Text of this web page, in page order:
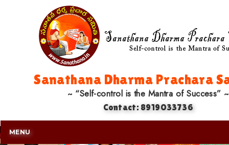
Sanathana Dharma Prachara
~ “Self-control is the Mantra of Success” ~
Contact: 8919033736
MENU